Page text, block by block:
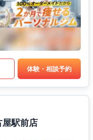
体験・相談予約
屋駅前店